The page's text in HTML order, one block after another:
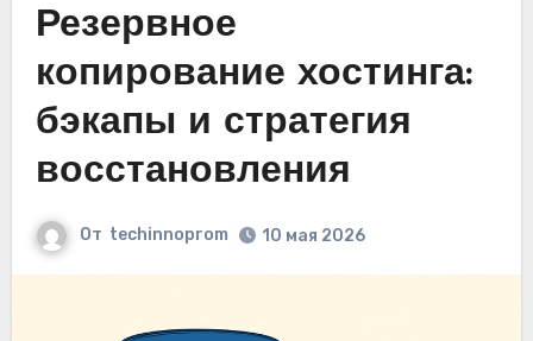
Резервное
копирование хостинга:
бэкапы и стратегия
восстановления
От techinnoprom 10 мая 2026